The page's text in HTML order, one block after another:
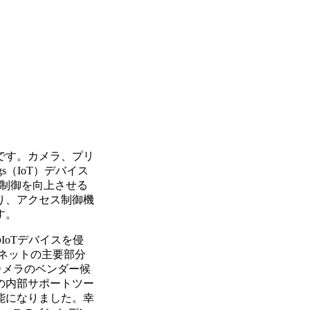
。カメラ、プリ
（IoT）デバイス
御を向上させる
、アクセス制御機
デバイスを侵
ットの主要部分
ラのベンダー候
内部サポートツー
になりました。幸